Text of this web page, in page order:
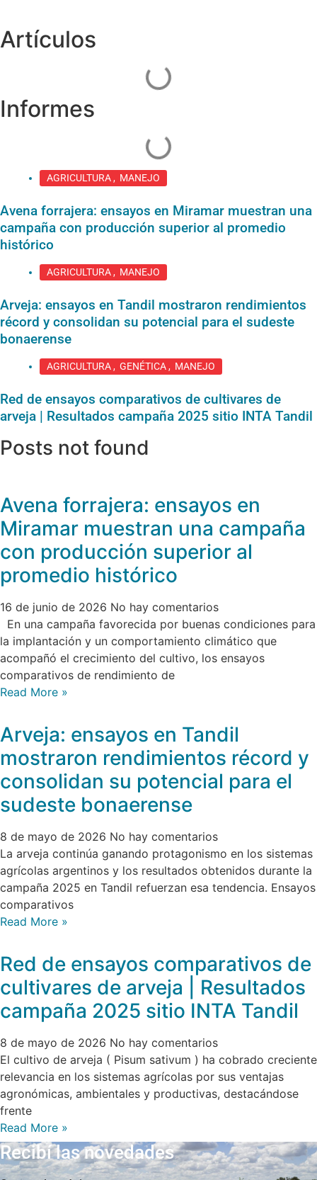
Artículos
Informes
AGRICULTURA , MANEJO
Avena forrajera: ensayos en Miramar muestran una
campaña con producción superior al promedio
histórico
AGRICULTURA , MANEJO
Arveja: ensayos en Tandil mostraron rendimientos
récord y consolidan su potencial para el sudeste
bonaerense
AGRICULTURA , GENÉTICA, MANEJO
Red de ensayos comparativos de cultivares de
arveja | Resultados campaña 2025 sitio INTA Tandil
Posts not found
Avena forrajera: ensayos en
Miramar muestran una campaña
con producción superior al
promedio histórico
16 de junio de 2026 No hay comentarios
En una campaña favorecida por buenas condiciones para
la implantación y un comportamiento climático que
acompañó el crecimiento del cultivo, los ensayos
comparativos de rendimiento de
Read More »
Arveja: ensayos en Tandil
mostraron rendimientos récord y
consolidan su potencial para el
sudeste bonaerense
8 de mayo de 2026 No hay comentarios
La arveja continúa ganando protagonismo en los sistemas
agrícolas argentinos y los resultados obtenidos durante la
campaña 2025 en Tandil refuerzan esa tendencia. Ensayos
comparativos
Read More »
Red de ensayos comparativos de
cultivares de arveja | Resultados
campaña 2025 sitio INTA Tandil
8 de mayo de 2026 No hay comentarios
El cultivo de arveja ( Pisum sativum ) ha cobrado creciente
relevancia en los sistemas agrícolas por sus ventajas
agronómicas, ambientales y productivas, destacándose
frente
Read More »
Recibí las novedades